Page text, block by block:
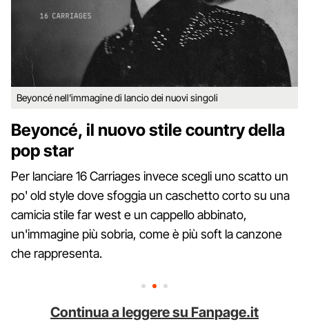
Beyoncé nell'immagine di lancio dei nuovi singoli
Beyoncé, il nuovo stile country della
pop star
Per lanciare 16 Carriages invece scegli uno scatto un
po' old style dove sfoggia un caschetto corto su una
camicia stile far west e un cappello abbinato,
un'immagine più sobria, come è più soft la canzone
che rappresenta.
Continua a leggere su Fanpage.it